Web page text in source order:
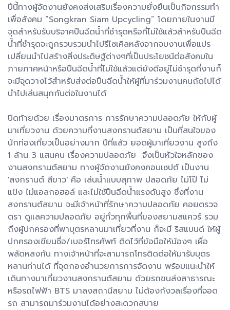
ปีนี้ทางผู้จัดงานยังคงส่งเสริมเรื่องความยั่งยืนเป็นกิจกรรมทำ
เพื่อสังคม “Songkran Siam Upcycling” โดยภายในงานมี
จุดสำหรับรับบริจาคปืนฉีดน้ำที่ชำรุดหรือที่ไม่ใช้แล้วสำหรับปืนฉีด
น้ำที่ชำรุดจะถูกรวบรวมนำไปรีไซเคิลหลังจากจบงานเพื่อแปร
เปลี่ยนนำไปสร้างสิ่งประดิษฐ์ต่างๆที่เป็นประโยชน์ต่อสังคมใน
ภายภาคหน้าหรือปืนฉีดน้ำที่ไม่ใช้แล้วแต่ยังดีอยู่ไม่ชำรุดที่งานก็
จะมีจุดวางไว้สำหรับส่งต่อปืนฉีดน้ำให้ผู้ที่มาร่วมงานคนถัดไปได้
นำไปเล่นสนุกกันต่อในงานได้
ปิดท้ายด้วย เรื่องมาตรการ การรักษาความปลอดภัย ให้กับผู้
มาเที่ยวงาน ด้วยความที่งานสงกรานต์สยาม เป็นที่สนใจของ
นักท่องเที่ยวเป็นอย่างมาก ปีที่แล้ว ยอดผู้มาเที่ยวงาน สูงถึง
1 ล้าน 3 แสนคน เรื่องความปลอดภัย จึงเป็นหัวใจหลักของ
งานสงกรานต์สยาม ทางผู้จัดงานยังคงคอนเซปต์ เป็นงาน
'สงกรานต์ สีขาว' คือ เล่นน้ำแบบสุภาพ ปลอดภัย ไม่โป๊ ไม่
แป้ง ไม่แอลกอฮอล์ และไม่ใช้ปืนฉีดน้ำแรงดันสูง ซึ่งที่งาน
สงกรานต์สยาม จะมีเจ้าหน้าที่รักษาความปลอดภัย คอยตรวจ
ตรา ดูแลความปลอดภัย อยู่ทั่วทุกพื้นที่ของสยามสแควร์ รวม
ถึงผู้ปกครองที่พาบุตรหลานมาเที่ยวที่งาน ก็จะมี ริสแบนด์ ให้ผู้
ปกครองเขียนชื่อ/เบอร์โทรศัพท์ ติดไว้ที่ข้อมือให้น้องๆ เผื่อ
พลัดหลงกัน ทางเจ้าหน้าที่จะสามารถโทรติดต่อให้มารับบุตร
หลานท่านได้ ที่จุดกองอำนวยการการจัดงาน พร้อมแนะนำให้
เดินทางมาเที่ยวงานสงกรานต์สยาม ด้วยรถขนส่งสาธารณะ
หรือรถไฟฟ้า BTS มาลงสถานีสยาม ไม่ต้องกังวลเรื่องที่จอด
รถ สามารถมาร่วมงานได้อย่างสะดวกสบาย